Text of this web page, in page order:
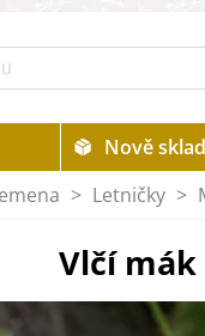
Nově
> Letničky >
Vlčí mák